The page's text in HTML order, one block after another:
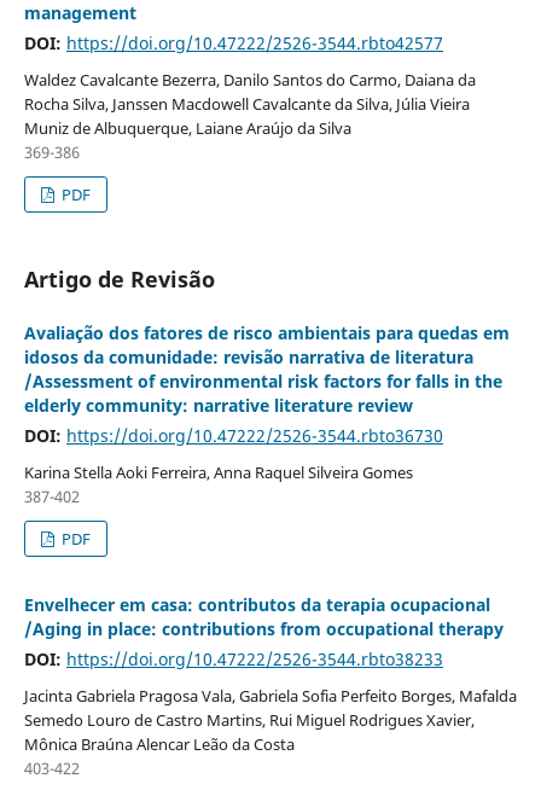
management
DOI: https://doi.org/10.47222/2526-3544.rbto42577
Waldez Cavalcante Bezerra, Danilo Santos do Carmo, Daiana da
Rocha Silva, Janssen Macdowell Cavalcante da Silva, Júlia Vieira
Muniz de Albuquerque, Laiane Araújo da Silva
369-386
PDF
Artigo de Revisão
Avaliação dos fatores de risco ambientais para quedas em
idosos da comunidade: revisão narrativa de literatura
/Assessment of environmental risk factors for falls in the
elderly community: narrative literature review
DOI: https://doi.org/10.47222/2526-3544.rbto36730
Karina Stella Aoki Ferreira, Anna Raquel Silveira Gomes
387-402
PDF
Envelhecer em casa: contributos da terapia ocupacional
/Aging in place: contributions from occupational therapy
DOI: https://doi.org/10.47222/2526-3544.rbto38233
Jacinta Gabriela Pragosa Vala, Gabriela Sofia Perfeito Borges, Mafalda
Semedo Louro de Castro Martins, Rui Miguel Rodrigues Xavier,
Mônica Braúna Alencar Leão da Costa
403-422